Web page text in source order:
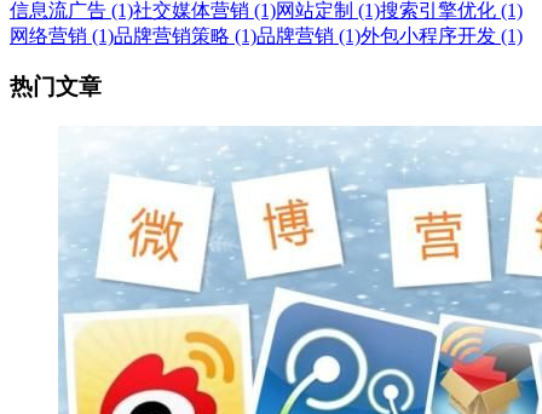
信息流广告 (1)社交媒体营销 (1)网站定制 (1)搜索引擎优化 (1)
网络营销 (1)品牌营销策略 (1)品牌营销 (1)外包小程序开发 (1)
热门文章